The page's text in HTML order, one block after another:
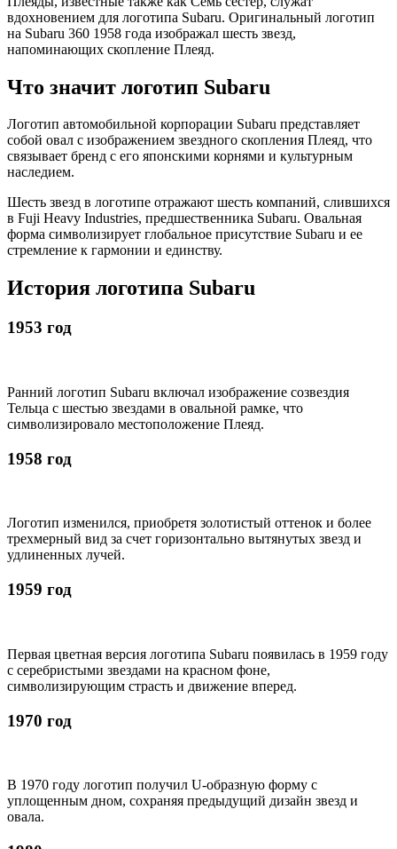
вдохновением для логотипа Subaru. Оригинальный логотип
на Subaru 360 1958 года изображал шесть звезд,
напоминающих скопление Плеяд.
Что значит логотип Subaru
Логотип автомобильной корпорации Subaru представляет
собой овал с изображением звездного скопления Плеяд, что
связывает бренд с его японскими корнями и культурным
наследием.
Шесть звезд в логотипе отражают шесть компаний, слившихся
в Fuji Heavy Industries, предшественника Subaru. Овальная
форма символизирует глобальное присутствие Subaru и ее
стремление к гармонии и единству.
История логотипа Subaru
1953 год
Ранний логотип Subaru включал изображение созвездия
Тельца с шестью звездами в овальной рамке, что
символизировало местоположение Плеяд.
1958 год
Логотип изменился, приобретя золотистый оттенок и более
трехмерный вид за счет горизонтально вытянутых звезд и
удлиненных лучей.
1959 год
Первая цветная версия логотипа Subaru появилась в 1959 году
с серебристыми звездами на красном фоне,
символизирующим страсть и движение вперед.
1970 год
В 1970 году логотип получил U-образную форму с
уплощенным дном, сохраняя предыдущий дизайн звезд и
овала.